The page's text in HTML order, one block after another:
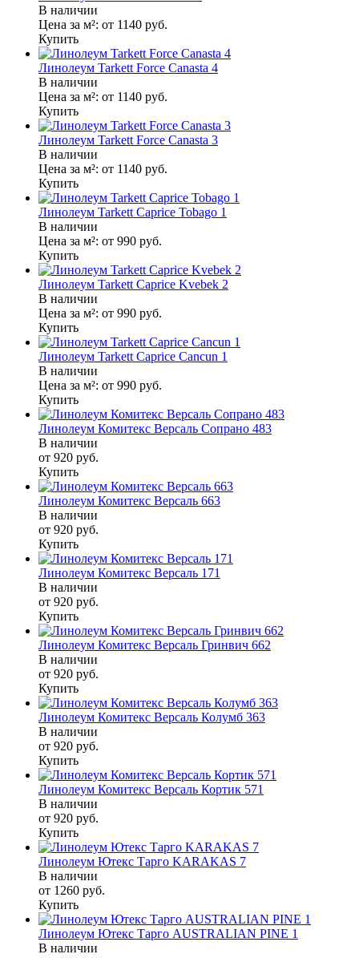
В наличии
Цена за м²: от 1140 руб.
Купить
Линолеум Tarkett Force Canasta 4
В наличии
Цена за м²: от 1140 руб.
Купить
Линолеум Tarkett Force Canasta 3
В наличии
Цена за м²: от 1140 руб.
Купить
Линолеум Tarkett Caprice Tobago 1
В наличии
Цена за м²: от 990 руб.
Купить
Линолеум Tarkett Caprice Kvebek 2
В наличии
Цена за м²: от 990 руб.
Купить
Линолеум Tarkett Caprice Cancun 1
В наличии
Цена за м²: от 990 руб.
Купить
Линолеум Комитекс Версаль Сопрано 483
В наличии
от 920 руб.
Купить
Линолеум Комитекс Версаль 663
В наличии
от 920 руб.
Купить
Линолеум Комитекс Версаль 171
В наличии
от 920 руб.
Купить
Линолеум Комитекс Версаль Гринвич 662
В наличии
от 920 руб.
Купить
Линолеум Комитекс Версаль Колумб 363
В наличии
от 920 руб.
Купить
Линолеум Комитекс Версаль Кортик 571
В наличии
от 920 руб.
Купить
Линолеум Ютекс Тарго KARAKAS 7
В наличии
от 1260 руб.
Купить
Линолеум Ютекс Тарго AUSTRALIAN PINE 1
В наличии